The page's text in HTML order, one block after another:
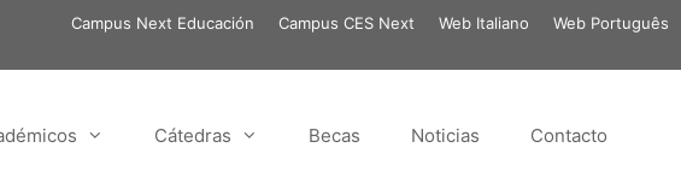
Campus Next Educación Campus CES Next Web Italiano Web Português
Cátedras Becas Noticias Contacto